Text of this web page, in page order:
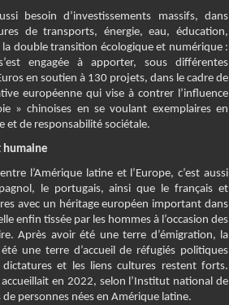
besoin d’investissements massifs, dans
de transports, énergie, eau, éducation,
double transition écologique et numérique :
engagée à apporter, sous différentes
en soutien à 130 projets, dans le cadre de
européenne qui vise à contrer l’influence
» chinoises en se voulant exemplaires en
et de responsabilité sociétale.
l’Amérique latine et l’Europe, c’est aussi
le portugais, ainsi que le français et
avec un héritage européen important dans
enfin tissée par les hommes à l’occasion des
Après avoir été une terre d’émigration, la
une terre d’accueil de réfugiés politiques
dictatures et les liens cultures restent forts.
accueillait en 2022, selon l’Institut national de
personnes nées en Amérique latine.